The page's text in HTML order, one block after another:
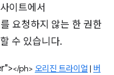
이트에서
요청하지 않는 한 권한
수 있습니다.
</ph> 오리진 트라이얼 | 버